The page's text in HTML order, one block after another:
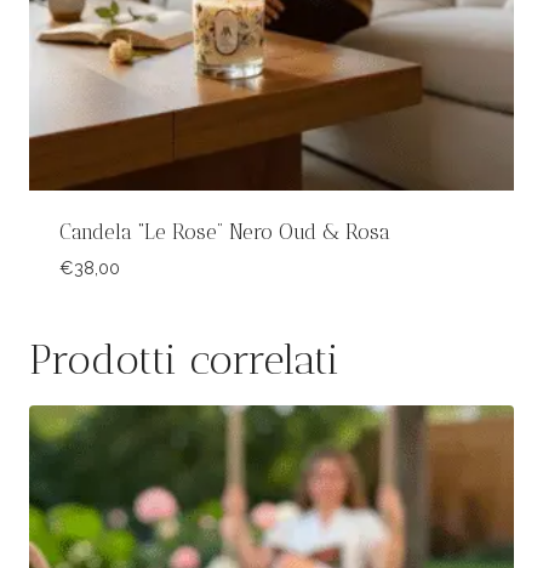
Candela “Le Rose” Nero Oud & Rosa
€38,00
Prodotti correlati